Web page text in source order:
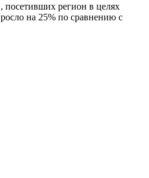
посетивших регион в целях
на 25% по сравнению с